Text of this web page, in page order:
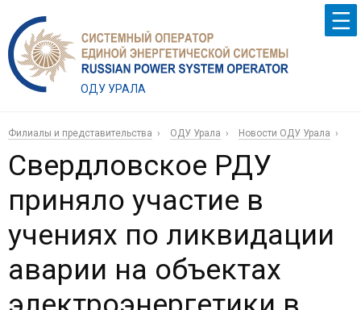
ОДУ УРАЛА
Филиалы и представительства ОДУ Урала Новости ОДУ Урала
Свердловское РДУ
приняло участие в
учениях по ликвидации
аварии на объектах